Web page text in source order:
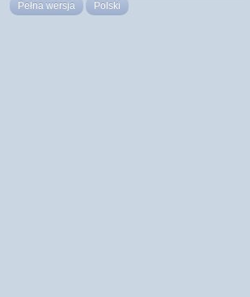
Pełna wersja Polski